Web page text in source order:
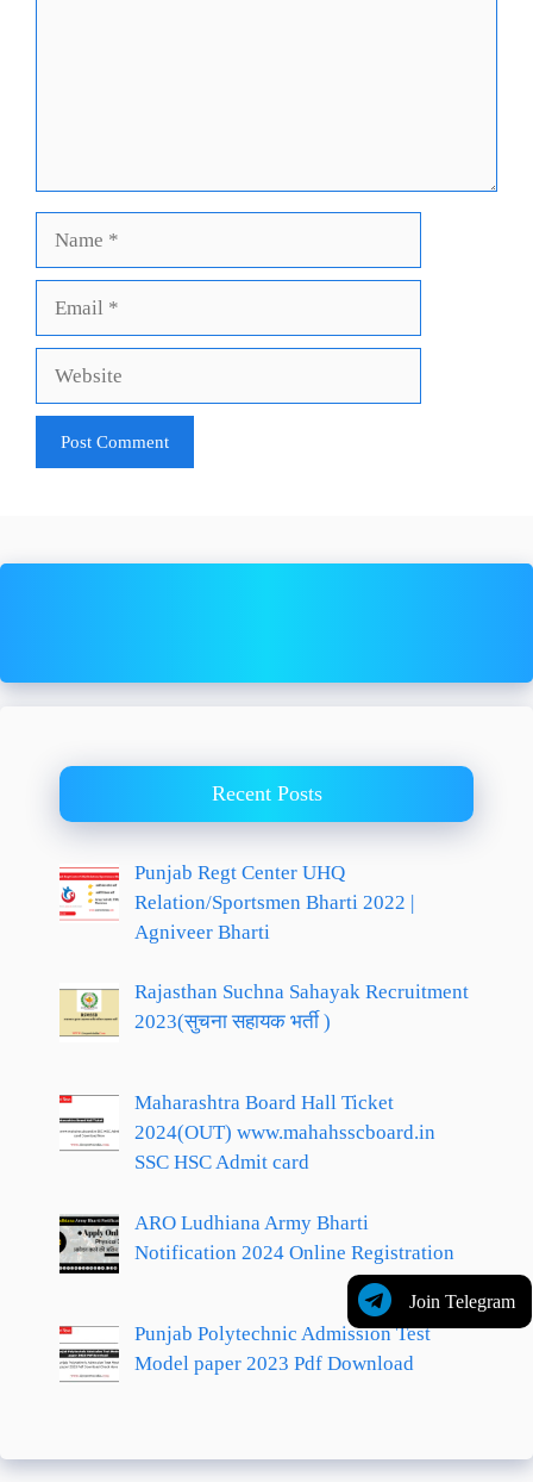
Join Telegram
Recent Posts
Punjab Regt Center UHQ
Relation/Sportsmen Bharti 2022 |
Agniveer Bharti
Rajasthan Suchna Sahayak Recruitment
2023(सुचना सहायक भर्ती )
Maharashtra Board Hall Ticket
2024(OUT) www.mahahsscboard.in
SSC HSC Admit card
ARO Ludhiana Army Bharti
Notification 2024 Online Registration
Punjab Polytechnic Admission Test
Model paper 2023 Pdf Download